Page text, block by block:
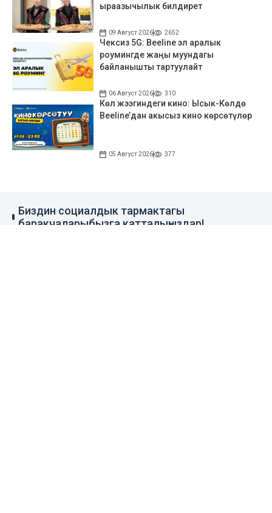
ыраазычылык билдирет
09 Август 2026 2652
Чексиз 5G: Beeline эл аралык
роумингде жаңы муундагы
байланышты тартуулайт
06 Август 2026 310
Көл жээгиндеги кино: Ысык-Көлдө
Beeline’дан акысыз кино көрсөтүлөр
05 Август 2026 377
Биздин социалдык тармактагы
баракчаларыбызга катталыңыздар!